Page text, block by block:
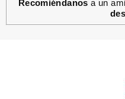
Recomiéndanos a un